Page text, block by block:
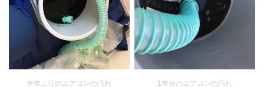
半年ぶりのエアコンの汚れ 1年分のエアコンの汚れ